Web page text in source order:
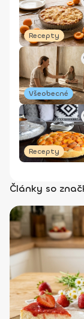
Recepty
Všeobecné
Recepty
Články so